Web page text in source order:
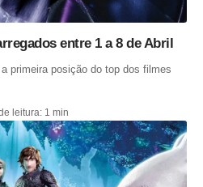
entre 1 a 8 de Abril
primeira posição do top dos filmes
leitura: 1 min